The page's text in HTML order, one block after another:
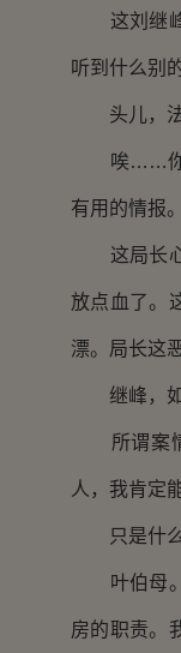
这刘继峰
听到什么别
头儿，法
唉……你再
有用的情报。
这局长心
放点血了。
漂。局长这
继峰，如
所谓案情
人，我肯
只是什么
叶伯母。
房的职责。